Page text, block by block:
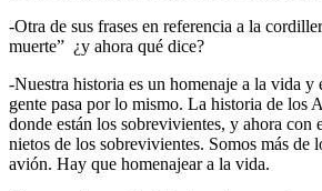
-Otra de sus frases en referencia a la
muerte” ¿y ahora qué dice?
-Nuestra historia es un homenaje a la vida y
gente pasa por lo mismo. La historia de los
donde están los sobrevivientes, y ahora con
nietos de los sobrevivientes. Somos más de
avión. Hay que homenajear a la vida.